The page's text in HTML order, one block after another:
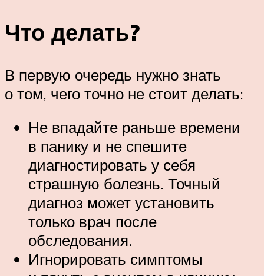
Что делать?
В первую очередь нужно знать
о том, чего точно не стоит делать:
Не впадайте раньше времени
в панику и не спешите
диагностировать у себя
страшную болезнь. Точный
диагноз может установить
только врач после
обследования.
Игнорировать симптомы